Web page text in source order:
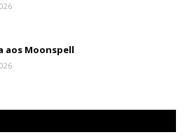
aos Moonspell